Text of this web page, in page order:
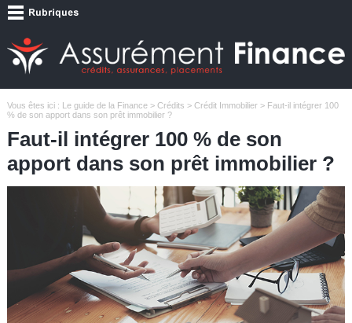
Vous êtes ici : Le guide de la Finance> Crédits > Crédit Immobilier> Faut-il intégrer 100
% de son apport dans son prêt immobilier ?
Faut-il intégrer 100 % de son
apport dans son prêt immobilier ?